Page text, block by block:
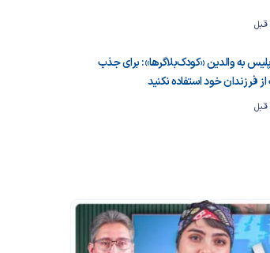
به والدین «کودک‌بلاگرها»: برای جذب
فرزندان خود استفاده نکنید